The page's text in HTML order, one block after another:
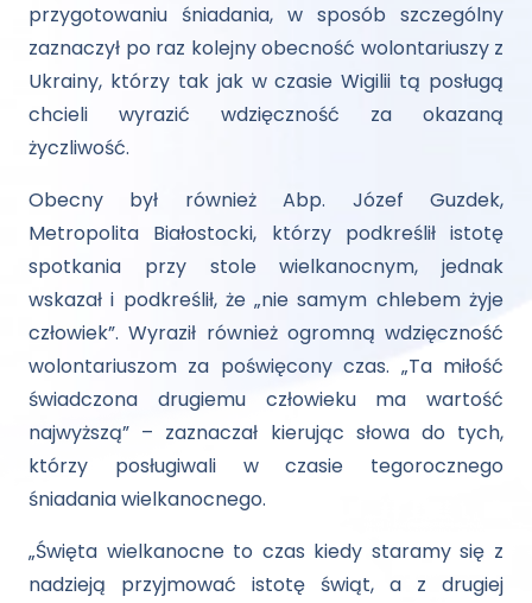
przygotowaniu śniadania, w sposób szczególny
zaznaczył po raz kolejny obecność wolontariuszy z
Ukrainy, którzy tak jak w czasie Wigilii tą posługą
chcieli wyrazić wdzięczność za okazaną
życzliwość.
Obecny był również Abp. Józef Guzdek,
Metropolita Białostocki, którzy podkreślił istotę
spotkania przy stole wielkanocnym, jednak
wskazał i podkreślił, że „nie samym chlebem żyje
człowiek”. Wyraził również ogromną wdzięczność
wolontariuszom za poświęcony czas. „Ta miłość
świadczona drugiemu człowieku ma wartość
najwyższą” – zaznaczał kierując słowa do tych,
którzy posługiwali w czasie tegorocznego
śniadania wielkanocnego.
„Święta wielkanocne to czas kiedy staramy się z
nadzieją przyjmować istotę świąt, a z drugiej